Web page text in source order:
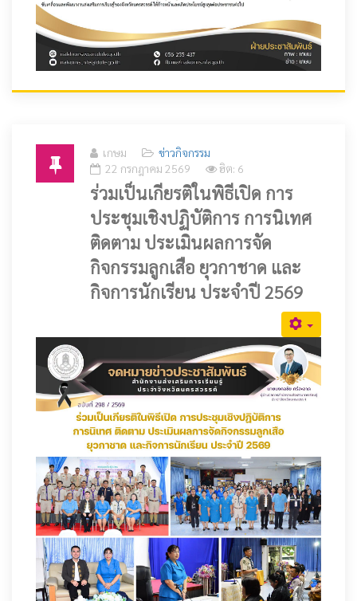
เกษม
ข่าวกิจกรรม
22 กรกฎาคม 2569
ฮิต: 6
ร่วมเป็นเกียรติในพิธีเปิด การ
ประชุมเชิงปฏิบัติการ การนิเทศ
ติดตาม ประเมินผลการจัด
กิจกรรมลูกเสือ ยุวกาชาด และ
กิจการนักเรียน ประจําปี 2569